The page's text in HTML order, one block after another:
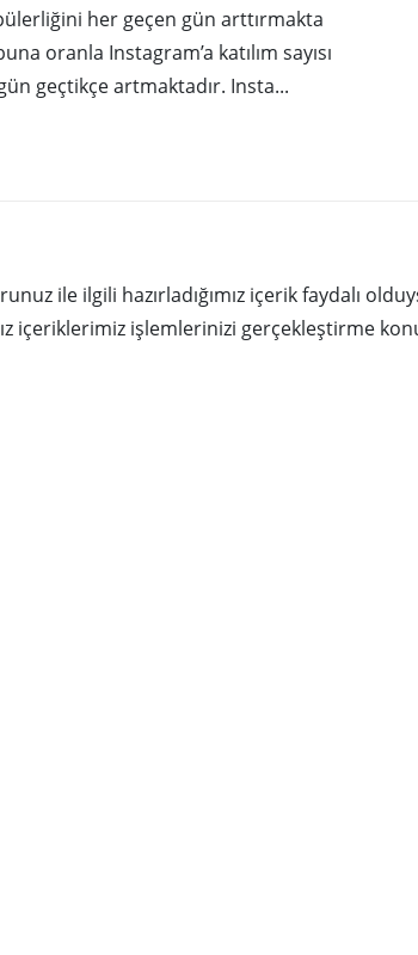
her geçen gün arttırmakta
oranla Instagram’a katılım sayısı
geçtikçe artmaktadır. Insta...
ile ilgili hazırladığımız içerik faydalı
içeriklerimiz işlemlerinizi gerçekleştirme